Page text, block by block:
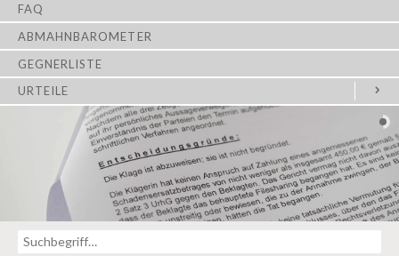
FAQ
ABMAHNBAROMETER
GEGNERLISTE
URTEILE